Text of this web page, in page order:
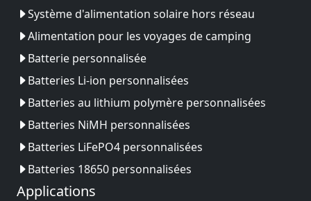
Système d'alimentation solaire hors réseau
Alimentation pour les voyages de camping
Batterie personnalisée
Batteries Li-ion personnalisées
Batteries au lithium polymère personnalisées
Batteries NiMH personnalisées
Batteries LiFePO4 personnalisées
Batteries 18650 personnalisées
Applications